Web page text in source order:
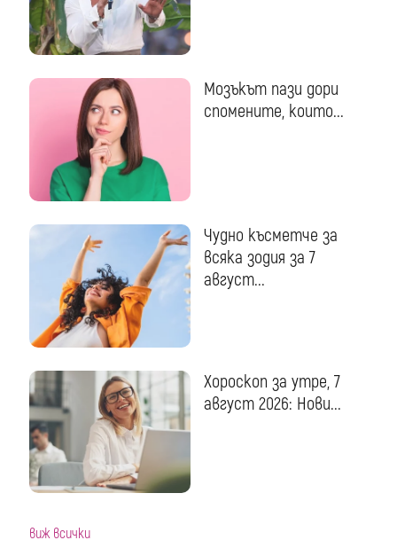
Мозъкът пази дори
спомените, които...
Чудно късметче за
всяка зодия за 7
август...
Хороскоп за утре, 7
август 2026: Нови...
виж всички